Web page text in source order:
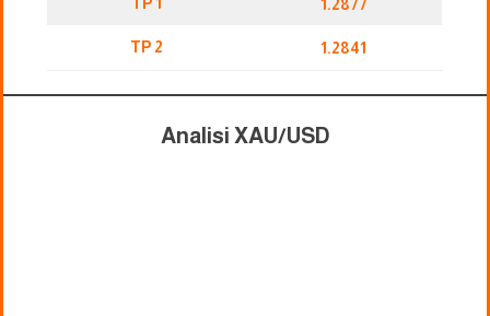
1.2877
TP 2 1.2841
Analisi XAU/USD